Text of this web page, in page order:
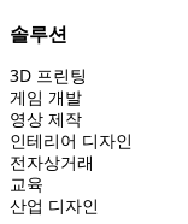
솔루션
3D 프린팅
게임 개발
영상 제작
인테리어 디자인
전자상거래
교육
산업 디자인